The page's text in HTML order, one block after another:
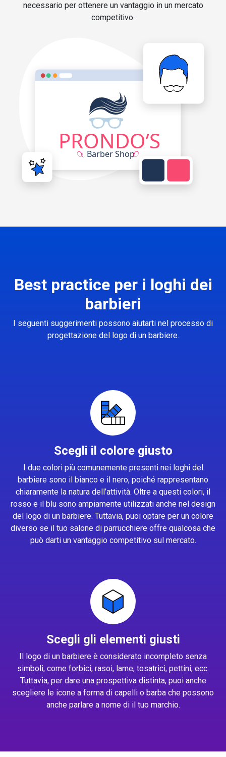
necessario per ottenere un vantaggio in un mercato
competitivo.
Best practice per i loghi dei
barbieri
I seguenti suggerimenti possono aiutarti nel processo di
progettazione del logo di un barbiere.
Scegli il colore giusto
I due colori più comunemente presenti nei loghi del
barbiere sono il bianco e il nero, poiché rappresentano
chiaramente la natura dell’attività. Oltre a questi colori, il
rosso e il blu sono ampiamente utilizzati anche nel design
del logo di un barbiere. Tuttavia, puoi optare per un colore
diverso se il tuo salone di parrucchiere offre qualcosa che
può darti un vantaggio competitivo sul mercato.
Scegli gli elementi giusti
Il logo di un barbiere è considerato incompleto senza
simboli, come forbici, rasoi, lame, tosatrici, pettini, ecc.
Tuttavia, per dare una prospettiva distinta, puoi anche
scegliere le icone a forma di capelli o barba che possono
anche parlare a nome di il tuo marchio.